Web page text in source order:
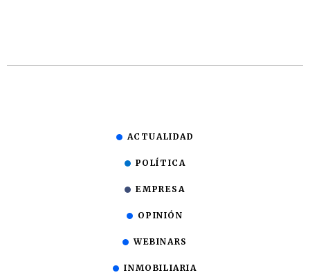
ACTUALIDAD
POLÍTICA
EMPRESA
OPINIÓN
WEBINARS
INMOBILIARIA